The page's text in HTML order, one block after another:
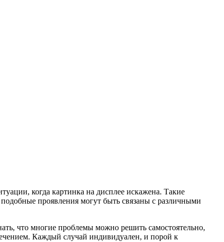
когда картинка на дисплее искажена. Такие
проявления могут быть связаны с различными
что многие проблемы можно решить самостоятельно,
Каждый случай индивидуален, и порой к